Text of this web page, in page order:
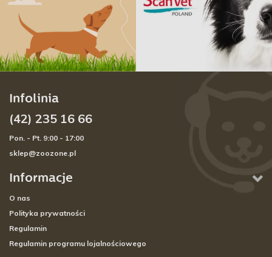
Informacje
O nas
Polityka prywatności
Regulamin
Regulamin programu lojalnościowego
Infolinia
(42) 235 16 66
Pon. - Pt. 9:00 - 17:00
sklep@zoozone.pl